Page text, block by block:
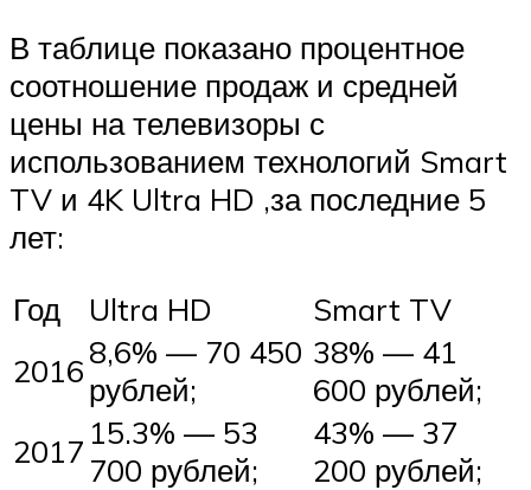
В таблице показано процентное
соотношение продаж и средней
цены на телевизоры с
использованием технологий Smart
TV и 4K Ultra HD ,за последние 5
лет:
Год
Ultra HD
Smart TV
20168,6% — 70 450
рублей;
38% — 41
600 рублей;
2017 15.3% — 53
700 рублей;
43% — 37
200 рублей;